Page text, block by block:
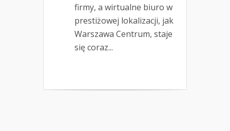
firmy, a wirtualne biuro w
prestiżowej lokalizacji, jak
Warszawa Centrum, staje
się coraz...